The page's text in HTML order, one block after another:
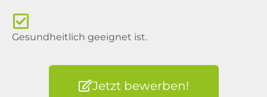
Gesundheitlich geeignet ist.
Jetzt bewerben!